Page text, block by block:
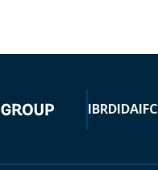
IBRDIDAIFC